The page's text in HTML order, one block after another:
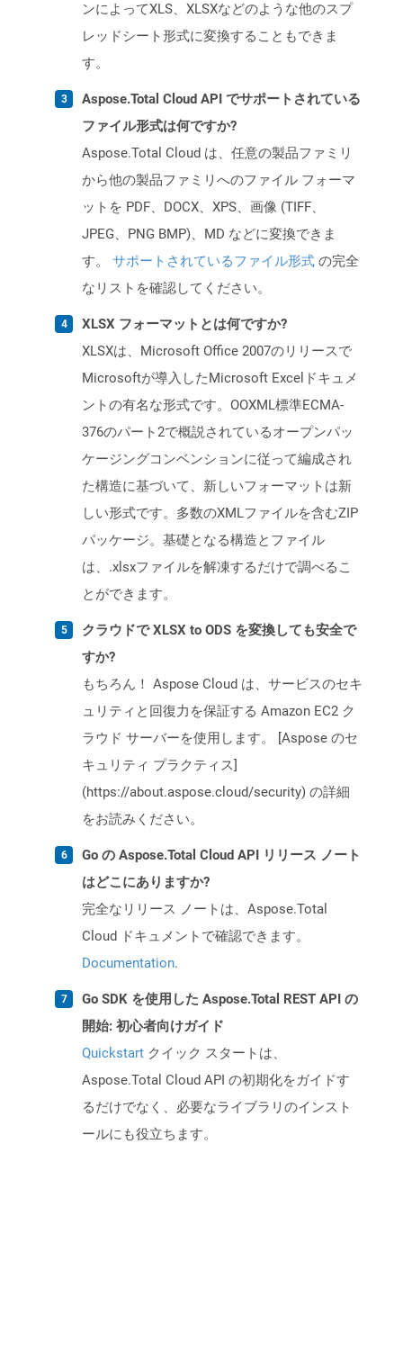
ンによってXLS、XLSXなどのような他のスプ
レッドシート形式に変換することもできま
す。
Aspose.Total Cloud API でサポートされている
ファイル形式は何ですか?
Aspose.Total Cloud は、任意の製品ファミリ
から他の製品ファミリへのファイル フォーマ
ットを PDF、DOCX、XPS、画像 (TIFF、
JPEG、PNG BMP)、MD などに変換できま
す。 サポートされているファイル形式 の完全
なリストを確認してください。
XLSX フォーマットとは何ですか?
XLSXは、Microsoft Office 2007のリリースで
Microsoftが導入したMicrosoft Excelドキュメ
ントの有名な形式です。OOXML標準ECMA-
376のパート2で概説されているオープンパッ
ケージングコンベンションに従って編成され
た構造に基づいて、新しいフォーマットは新
しい形式です。多数のXMLファイルを含むZIP
パッケージ。基礎となる構造とファイル
は、.xlsxファイルを解凍するだけで調べるこ
とができます。
クラウドで XLSX to ODS を変換しても安全で
すか?
もちろん！ Aspose Cloud は、サービスのセキ
ュリティと回復力を保証する Amazon EC2 ク
ラウド サーバーを使用します。 [Aspose のセ
キュリティ プラクティス]
(https://about.aspose.cloud/security) の詳細
をお読みください。
Go の Aspose.Total Cloud API リリース ノート
はどこにありますか?
完全なリリース ノートは、Aspose.Total
Cloud ドキュメントで確認できます。
Documentation.
Go SDK を使用した Aspose.Total REST API の
開始: 初心者向けガイド
Quickstart クイック スタートは、
Aspose.Total Cloud API の初期化をガイドす
るだけでなく、必要なライブラリのインスト
ールにも役立ちます。